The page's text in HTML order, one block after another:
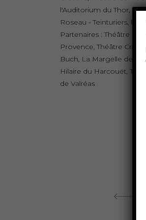
l'Auditorium du Thor, La
Roseau - Teinturiers, la
Partenaires : Théâtre
Provence, Théâtre
Buch, La Margelle de
Hilaire du Harcouët,
de Valréas